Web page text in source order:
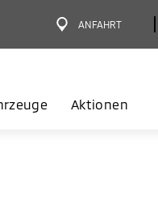
ANFAHRT
Aktionen